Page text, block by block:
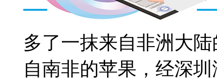
多了一抹来自非洲大
自南非的苹果，经深